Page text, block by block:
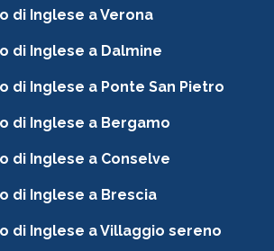
di Inglese a Verona
di Inglese a Dalmine
di Inglese a Ponte San Pietro
di Inglese a Bergamo
di Inglese a Conselve
di Inglese a Brescia
di Inglese a Villaggio sereno